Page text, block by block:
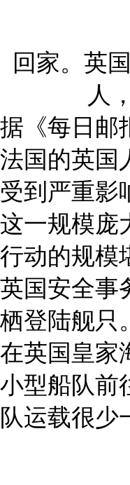
回家。英
人
据《每日邮
法国的英国
受到严重影
这一规模庞
行动的规模
英国安全事
栖登陆舰只。
在英国皇家
小型船队前
队运载很少